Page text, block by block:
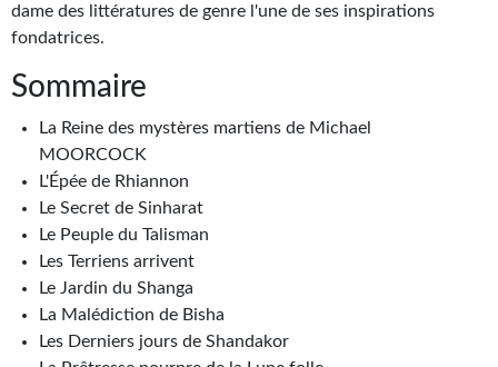
Récompenses
Newsletter
Le Bélial' sur Youtube
LE BLOG BIFROST
Tous les articles
La Bibliothèque orbitale
Journal d'un homme des bois
FORUMS
dame des littératures de genre l'une de ses inspirations
fondatrices.
Sommaire
La Reine des mystères martiens de Michael
MOORCOCK
L'Épée de Rhiannon
Le Secret de Sinharat
Le Peuple du Talisman
Les Terriens arrivent
Le Jardin du Shanga
La Malédiction de Bisha
Les Derniers jours de Shandakor